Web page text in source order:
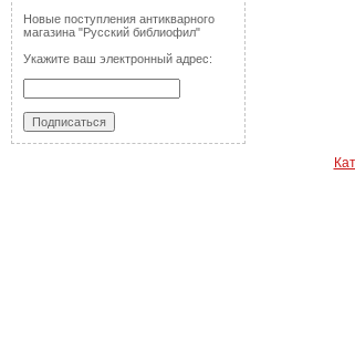
Новые поступления антикварного
магазина "Русский библиофил"
Укажите ваш электронный адрес: